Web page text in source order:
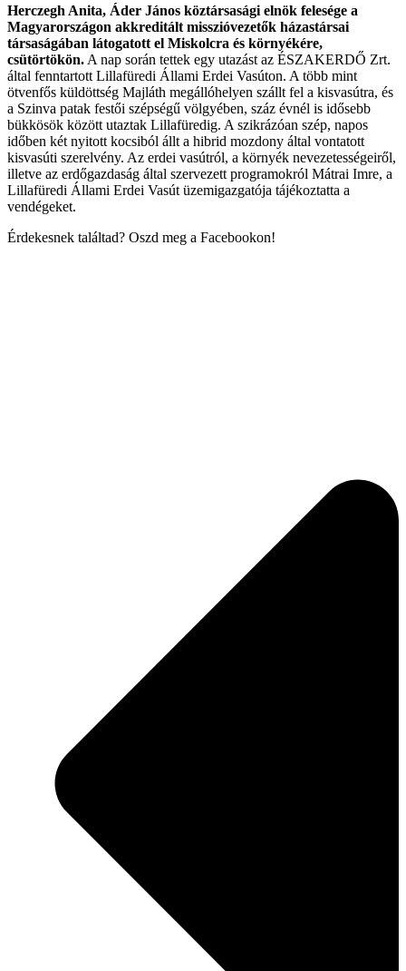
Herczegh Anita, Áder János köztársasági elnök felesége a
Magyarországon akkreditált misszióvezetők házastársai
társaságában látogatott el Miskolcra és környékére,
csütörtökön. A nap során tettek egy utazást az ÉSZAKERDŐ Zrt.
által fenntartott Lillafüredi Állami Erdei Vasúton. A több mint
ötvenfős küldöttség Majláth megállóhelyen szállt fel a kisvasútra, és
a Szinva patak festői szépségű völgyében, száz évnél is idősebb
bükkösök között utaztak Lillafüredig. A szikrázóan szép, napos
időben két nyitott kocsiból állt a hibrid mozdony által vontatott
kisvasúti szerelvény. Az erdei vasútról, a környék nevezetességeiről,
illetve az erdőgazdaság által szervezett programokról Mátrai Imre, a
Lillafüredi Állami Erdei Vasút üzemigazgatója tájékoztatta a
vendégeket.
Érdekesnek találtad? Oszd meg a Facebookon!